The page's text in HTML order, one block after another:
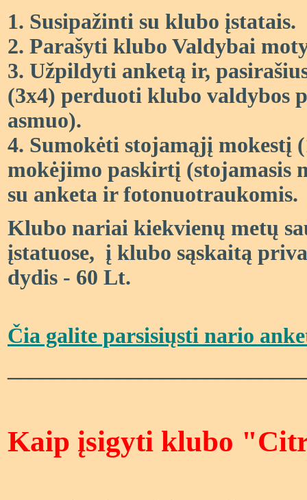
1. Susipažinti su klubo įstatais.
2. Parašyti klubo Valdybai
3. Užpildyti anketą ir,
(3x4) perduoti klubo
asmuo).
4. Sumokėti stojamąjį mokestį
mokėjimo paskirtį (stojamasis
su anketa ir fotonuotraukomis.
Klubo nariai kiekvienų metų
įstatuose, į klubo sąskaitą
dydis - 60 Lt.
Čia galite parsisiųsti nario
Kaip įsigyti klubo